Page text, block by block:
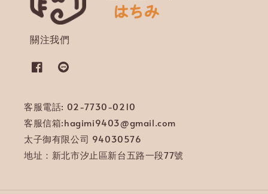
關注我們
客服電話: 02-7730-0210
客服信箱:hagimi9403@gmail.com
太子御有限公司 94030576
地址：新北市汐止區新台五路一段77號